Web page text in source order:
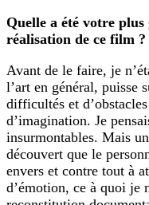
Quelle a été votre
réalisation de ce film ?
Avant de le faire, je
l’art en général, puisse
difficultés et
d’imagination. Je
insurmontables. Mais
découvert que le
envers et contre tout à
d’émotion, ce à quoi je